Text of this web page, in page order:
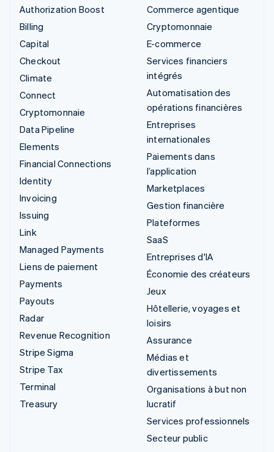
Authorization Boost
Billing
Capital
Checkout
Climate
Connect
Cryptomonnaie
Data Pipeline
Elements
Financial Connections
Identity
Invoicing
Issuing
Link
Managed Payments
Liens de paiement
Payments
Payouts
Radar
Revenue Recognition
Stripe Sigma
Stripe Tax
Terminal
Treasury
Commerce agentique
Cryptomonnaie
E-commerce
Services financiers
intégrés
Automatisation des
opérations financières
Entreprises
internationales
Paiements dans
l’application
Marketplaces
Gestion financière
Plateformes
SaaS
Entreprises d'IA
Économie des créateurs
Jeux
Hôtellerie, voyages et
loisirs
Assurance
Médias et
divertissements
Organisations à but non
lucratif
Services professionnels
Secteur public